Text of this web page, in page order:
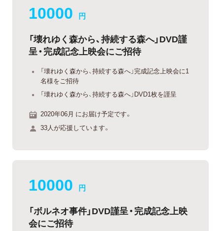
10000 円
「壊れゆく森から、持続する森へ」DVD謹
呈・完成記念上映会にご招待
「壊れゆく森から、持続する森へ」完成記念上映会に1
名様をご招待
「壊れゆく森から、持続する森へ」DVD1枚を謹呈
2020年06月 にお届け予定です。
33人が応援しています。
10000 円
「ボルネオ事件」DVD謹呈・完成記念上映
会にご招待